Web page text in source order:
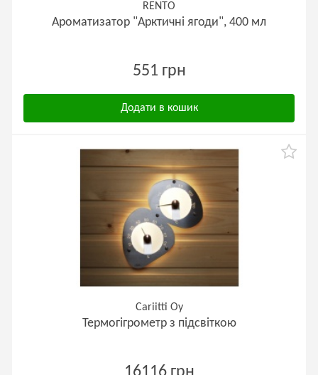
RENTO
Ароматизатор "Арктичні ягоди", 400 мл
551 грн
Додати в кошик
Cariitti Oy
Термогігрометр з підсвіткою